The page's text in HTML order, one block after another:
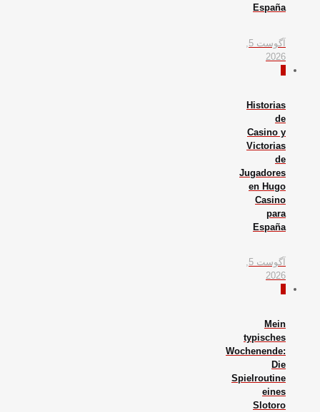
España
2026
Historias
de
Casino y
Victorias
de
Jugadores
en Hugo
Casino
para
España
آگوست 5,
2026
Mein
typisches
Wochenende:
Die
Spielroutine
eines
Slotoro